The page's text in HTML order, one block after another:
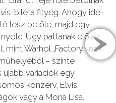
biléta fityeg. Ahogy ide-
lesz belőle, majd egy
Úgy pattanak elő az
mint Warhol „Factory”-nek,
– szinte
variációk egy
konzerv, Elvis,
vagy a Mona Lisa.